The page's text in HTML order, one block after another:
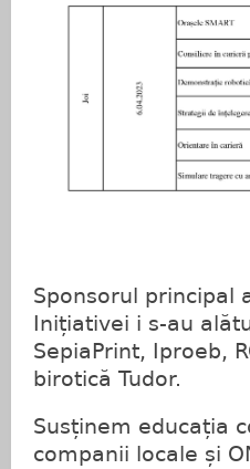
Sponsorul principal
Inițiativei i s-au
SepiaPrint, Iproeb,
birotică Tudor.
Susținem educația
companii locale și